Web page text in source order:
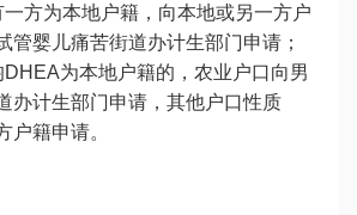
一方为本地户籍，向本地或另一方户
管婴儿痛苦街道办计生部门申请；
DHEA为本地户籍的，农业户口向男
办计生部门申请，其他户口性质
户籍申请。